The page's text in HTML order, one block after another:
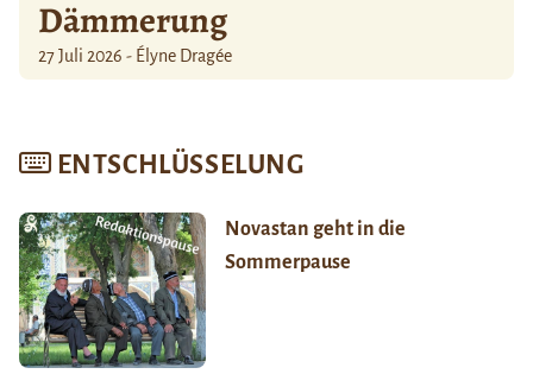
Dämmerung
27 Juli 2026 - Élyne Dragée
ENTSCHLÜSSELUNG
Novastan geht in die
Sommerpause